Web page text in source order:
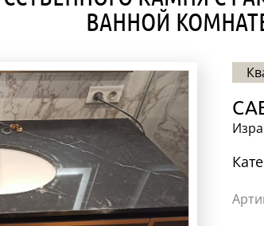
ВАННОЙ